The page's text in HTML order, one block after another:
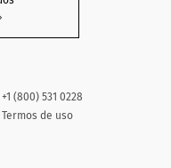
(800) 531 0228
Termos de uso